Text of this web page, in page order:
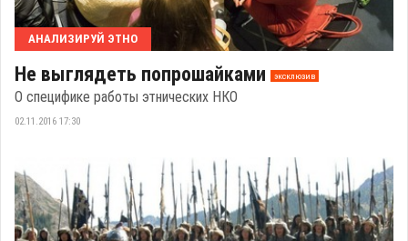
АНАЛИЗИРУЙ ЭТНО
Не выглядеть попрошайками эксклюзив
О специфике работы этнических НКО
02.11.2016 17:30